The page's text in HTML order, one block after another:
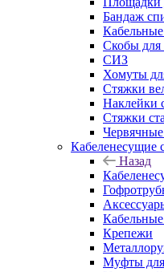
Бандаж
Cкобы для
СИЗ
Хомуты
Стяжки
Наклейки
Стяжки
Кабеленесущие
Назад
Крепежи
Муфты